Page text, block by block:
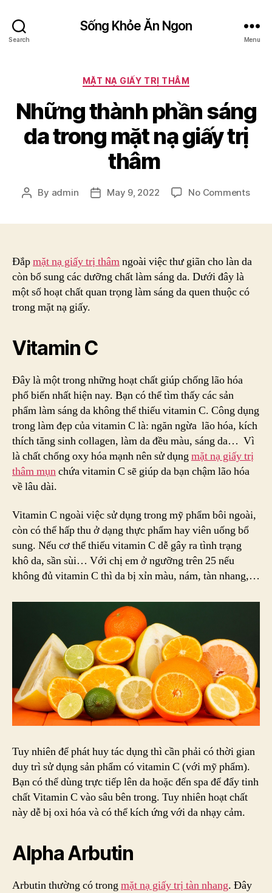
Search
Sống Khỏe Ăn Ngon
Menu
Categories
MẶT NẠ GIẤY TRỊ THÂM
Những thành phần sáng
da trong mặt nạ giấy trị
thâm
Post
By admin
PostMay 9, 2022 No Commentson
da
Đắpmặt nạ giấy trị thâmngoài việc thư giãn cho làn da
còn bổ sung các dưỡng chất làm sáng da. Dưới đây là
một số hoạt chất quan trọng làm sáng da quen thuộc có
trong mặt nạ giấy.
Vitamin C
Đây là một trong những hoạt chất giúp chống lão hóa
phổ biến nhất hiện nay. Bạn có thể tìm thấy các sản
phẩm làm sáng da không thể thiếu vitamin C. Công dụng
trong làm đẹp của vitamin C là: ngăn ngừa lão hóa, kích
thích tăng sinh collagen, làm da đều màu, sáng da… Vì
là chất chống oxy hóa mạnh nên sử dụng mặt nạ giấy trị
thâm mụnchứa vitamin C sẽ giúp da bạn chậm lão hóa
về lâu dài.
Vitamin C ngoài việc sử dụng trong mỹ phẩm bôi ngoài,
còn có thể hấp thu ở dạng thực phẩm hay viên uống bổ
sung. Nếu cơ thể thiếu vitamin C dễ gây ra tình trạng
khô da, sần sùi… Với chị em ở ngưỡng trên 25 nếu
không đủ vitamin C thì da bị xỉn màu, nám, tàn nhang,…
Tuy nhiên để phát huy tác dụng thì cần phải có thời gian
duy trì sử dụng sản phẩm có vitamin C (với mỹ phẩm).
Bạn có thể dùng trực tiếp lên da hoặc đến spa để đẩy tinh
chất Vitamin C vào sâu bên trong. Tuy nhiên hoạt chất
này dễ bị oxi hóa và có thể kích ứng với da nhạy cảm.
Alpha Arbutin
Arbutin thường có trongmặt nạ giấy trị tàn nhang. Đây